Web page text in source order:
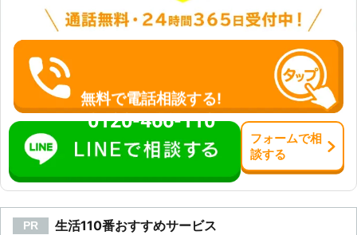
無料で電話相談する!
0120-466-110
フォームで相
談する
PR 生活110番おすすめサービス